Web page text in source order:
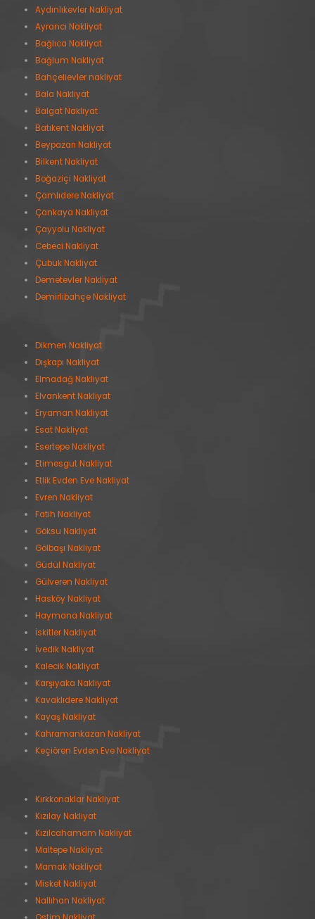
Aydınlıkevler Nakliyat
Ayrancı Nakliyat
Bağlıca Nakliyat
Bağlum Nakliyat
Bahçelievler nakliyat
Bala Nakliyat
Balgat Nakliyat
Batıkent Nakliyat
Beypazarı Nakliyat
Bilkent Nakliyat
Boğaziçi Nakliyat
Çamlıdere Nakliyat
Çankaya Nakliyat
Çayyolu Nakliyat
Cebeci Nakliyat
Çubuk Nakliyat
Demetevler Nakliyat
Demirlibahçe Nakliyat
Dikmen Nakliyat
Dışkapı Nakliyat
Elmadağ Nakliyat
Elvankent Nakliyat
Eryaman Nakliyat
Esat Nakliyat
Esertepe Nakliyat
Etimesgut Nakliyat
Etlik Evden Eve Nakliyat
Evren Nakliyat
Fatih Nakliyat
Göksu Nakliyat
Gölbaşı Nakliyat
Güdül Nakliyat
Gülveren Nakliyat
Hasköy Nakliyat
Haymana Nakliyat
İskitler Nakliyat
İvedik Nakliyat
Kalecik Nakliyat
Karşıyaka Nakliyat
Kavaklıdere Nakliyat
Kayaş Nakliyat
Kahramankazan Nakliyat
Keçiören Evden Eve Nakliyat
Kırkkonaklar Nakliyat
Kızılay Nakliyat
Kızılcahamam Nakliyat
Maltepe Nakliyat
Mamak Nakliyat
Misket Nakliyat
Nallıhan Nakliyat